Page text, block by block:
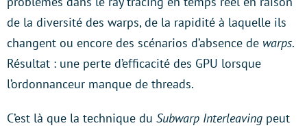
de la diversité des warps, de la rapidité à laquelle ils
changent ou encore des scénarios d’absence de warps.
Résultat : une perte d’efficacité des GPU lorsque
l’ordonnanceur manque de threads.
C’est là que la technique du Subwarp Interleaving peut